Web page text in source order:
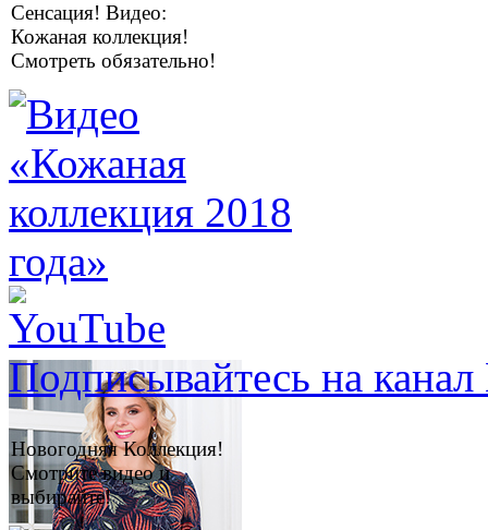
Сенсация! Видео:
Кожаная коллекция!
Смотреть обязательно!
Подписывайтесь на
Новогодняя Коллекция!
Смотрите видео и
выбирайте!